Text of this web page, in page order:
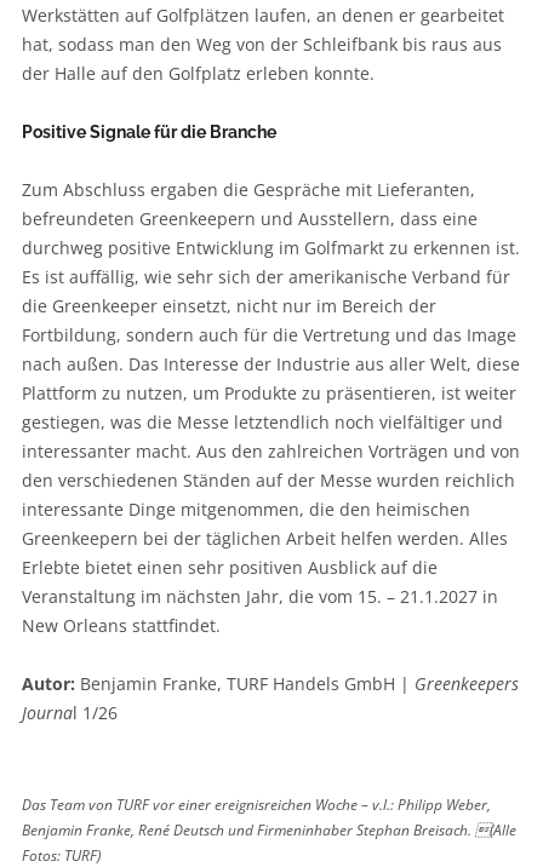
Werkstätten auf Golfplätzen laufen, an denen er gearbeitet
hat, sodass man den Weg von der Schleifbank bis raus aus
der Halle auf den Golfplatz erleben konnte.
Positive Signale für die Branche
Zum Abschluss ergaben die Gespräche mit Lieferanten,
befreundeten Greenkeepern und Ausstellern, dass eine
durchweg positive Entwicklung im Golfmarkt zu erkennen ist.
Es ist auffällig, wie sehr sich der amerikanische Verband für
die Greenkeeper einsetzt, nicht nur im Bereich der
Fortbildung, sondern auch für die Vertretung und das Image
nach außen. Das Interesse der Industrie aus aller Welt, diese
Plattform zu nutzen, um Produkte zu präsentieren, ist weiter
gestiegen, was die Messe letztendlich noch vielfältiger und
interessanter macht. Aus den zahlreichen Vorträgen und von
den verschiedenen Ständen auf der Messe wurden reichlich
interessante Dinge mitgenommen, die den heimischen
Greenkeepern bei der täglichen Arbeit helfen werden. Alles
Erlebte bietet einen sehr positiven Ausblick auf die
Veranstaltung im nächsten Jahr, die vom 15. – 21.1.2027 in
New Orleans stattfindet.
Autor: Benjamin Franke, TURF Handels GmbH | Greenkeepers
Journal 1/26
Das Team von TURF vor einer ereignisreichen Woche – v.l.: Philipp Weber,
Benjamin Franke, René Deutsch und Firmeninhaber Stephan Breisach. (Alle
Fotos: TURF)